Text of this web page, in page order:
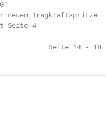
neuen Tragkraftspritze
Seite 4
Seite 14 - 18